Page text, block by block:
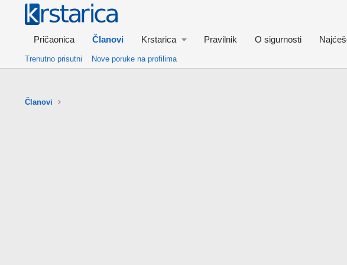
Pričaonica Članovi Krstarica Pravilnik O sigurnosti
Trenutno prisutni Nove poruke na profilima
Članovi